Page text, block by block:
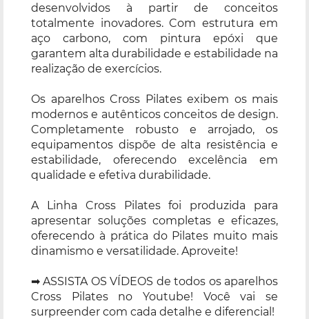
desenvolvidos à partir de conceitos
totalmente inovadores. Com estrutura em
aço carbono, com pintura epóxi que
garantem alta durabilidade e estabilidade na
realização de exercícios.
Os aparelhos Cross Pilates exibem os mais
modernos e autênticos conceitos de design.
Completamente robusto e arrojado, os
equipamentos dispõe de alta resistência e
estabilidade, oferecendo excelência em
qualidade e efetiva durabilidade.
A Linha Cross Pilates foi produzida para
apresentar soluções completas e eficazes,
oferecendo à prática do Pilates muito mais
dinamismo e versatilidade. Aproveite!
➡ ASSISTA OS VÍDEOS de todos os aparelhos
Cross Pilates no Youtube! Você vai se
surpreender com cada detalhe e diferencial!